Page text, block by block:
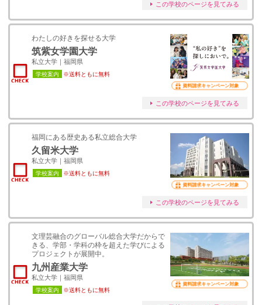
この学校のページを見てみる
わたしの好きを探せる大学
筑紫女学園大学
私立大学｜福岡県
学校案内 ※送料ともに無料
資料請求キャンペーン対象
この学校のページを見てみる
福岡にある歴史ある私立総合大学
久留米大学
私立大学｜福岡県
学校案内 ※送料ともに無料
資料請求キャンペーン対象
この学校のページを見てみる
文理芸融合のグローバル総合大学だからで
きる、学部・学科の枠を超えた学びによる
プロジェクトが展開中。
九州産業大学
私立大学｜福岡県
学校案内 ※送料ともに無料
資料請求キャンペーン対象